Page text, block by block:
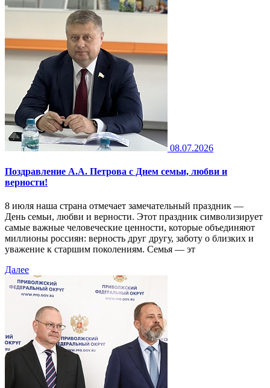
08.07.2026
Поздравление А.А. Петрова с Днем семьи, любви и
верности!
8 июля наша страна отмечает замечательный праздник —
День семьи, любви и верности. Этот праздник символизирует
самые важные человеческие ценности, которые объединяют
миллионы россиян: верность друг другу, заботу о близких и
уважение к старшим поколениям. Семья — эт
Далее